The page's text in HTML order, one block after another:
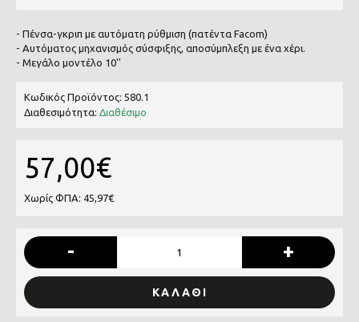
- Πένσα-γκριπ με αυτόματη ρύθμιση (πατέντα Facom)
- Αυτόματος μηχανισμός σύσφιξης, αποσύμπλεξη με ένα χέρι.
- Μεγάλο μοντέλο 10''
Κωδικός Προϊόντος: 580.1
Διαθεσιμότητα: Διαθέσιμο
57,00€
Χωρίς ΦΠΑ: 45,97€
- +
ΚΑΛΆΘΙ